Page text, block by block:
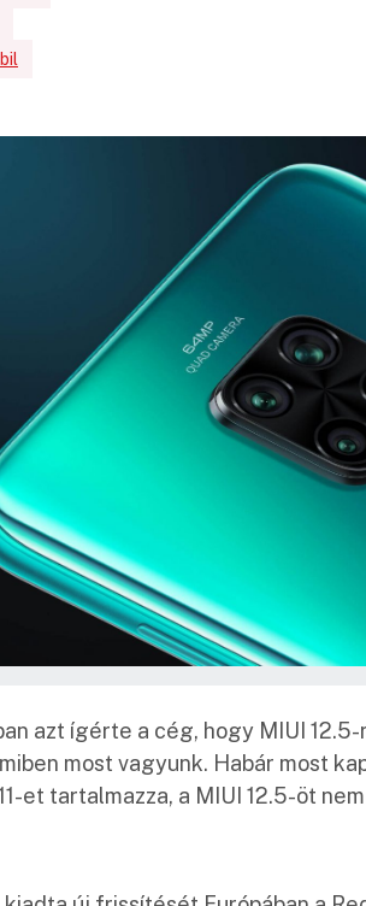
azt ígérte a cég, hogy MIUI
most vagyunk. Habár most
et tartalmazza, a MIUI 12.5-öt